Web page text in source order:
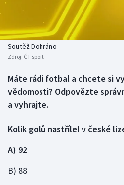
Americký fotbal
Baseball a softbal
Basketbal
Biatlon
Boby a skeleton
Box
Curling
Dostihy
NEPŘEHLÉDNĚTE
Soutěže
Historické návraty
Aplikace ČT sport
AZ kvíz
Soutěž Dohráno
Zdroj: ČT sport
Máte rádi fotbal a chcete si
vědomosti? Odpovězte
a vyhrajte.
Kolik golů nastřílel v české
A) 92
B) 88